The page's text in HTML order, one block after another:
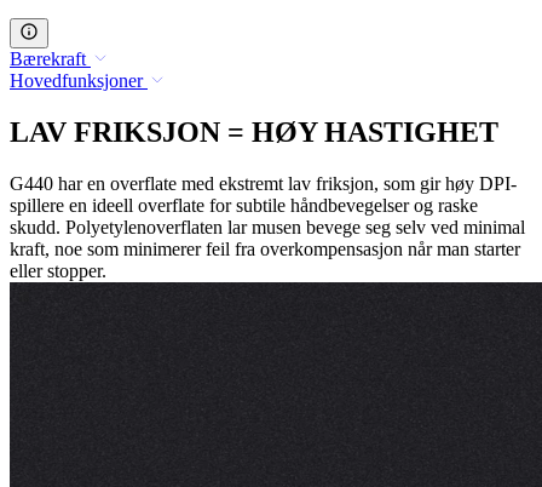
Bærekraft
Hovedfunksjoner
LAV FRIKSJON = HØY HASTIGHET
G440 har en overflate med ekstremt lav friksjon, som gir høy DPI-
spillere en ideell overflate for subtile håndbevegelser og raske
skudd. Polyetylenoverflaten lar musen bevege seg selv ved minimal
kraft, noe som minimerer feil fra overkompensasjon når man starter
eller stopper.